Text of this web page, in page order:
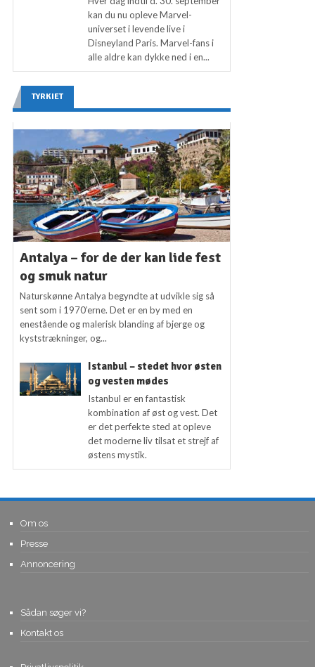
kan du nu opleve Marvel-
universet i levende live i
Disneyland Paris. Marvel-fans i
alle aldre kan dykke ned i en...
TYRKIET
Antalya – for de der kan lide fest
og smuk natur
Naturskønne Antalya begyndte at udvikle sig så
sent som i 1970’erne. Det er en by med en
enestående og malerisk blanding af bjerge og
kyststrækninger, og...
Istanbul – stedet hvor østen
og vesten mødes
Istanbul er en fantastisk
kombination af øst og vest. Det
er det perfekte sted at opleve
det moderne liv tilsat et strejf af
østens mystik.
Om os
Presse
Annoncering
Sådan søger vi?
Kontakt os